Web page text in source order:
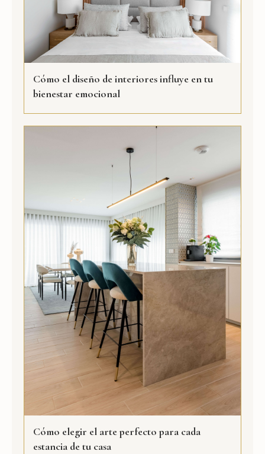
Cómo el diseño de interiores influye en tu
bienestar emocional
Cómo elegir el arte perfecto para cada
estancia de tu casa